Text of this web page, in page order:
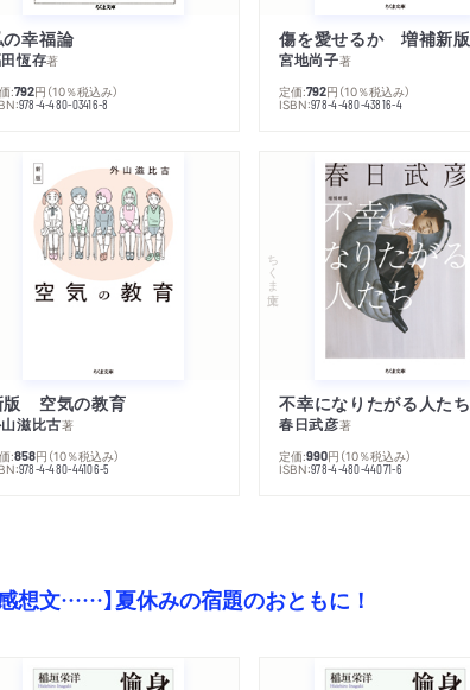
の幸福論
恆存著
:792円 （10％税込み）
978-4-480-03416-8
傷を愛せるか 増補新版
宮地尚子著
定価:792円 （10％税込み）
ISBN:978-4-480-43816-4
版 空気の教育
滋比古著
:858円 （10％税込み）
978-4-480-44106-5
ちくま文庫
春日武彦著
定価:990円 （10％税込み）
ISBN:978-4-480-44071-6
想文……】夏休みの宿題のおともに！